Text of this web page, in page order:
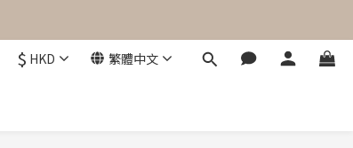
$ HKD 繁體中文